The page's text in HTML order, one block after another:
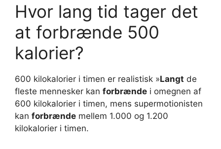
Hvor lang tid tager det
at forbrænde 500
kalorier?
600 kilokalorier i timen er realistisk »Langt de
fleste mennesker kan forbrænde i omegnen af
600 kilokalorier i timen, mens supermotionisten
kan forbrænde mellem 1.000 og 1.200
kilokalorier i timen.